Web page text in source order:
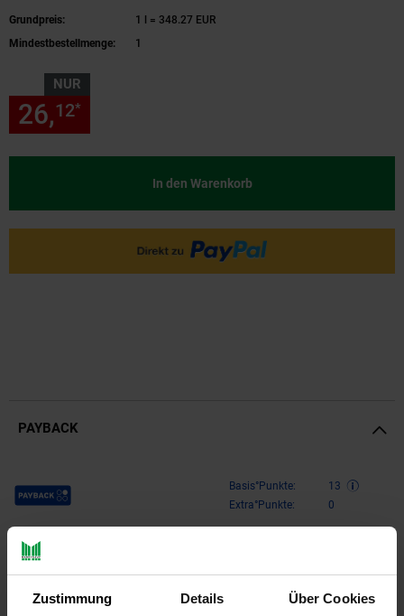
Zustimmung Details Über Cookies
Grundpreis:
1 l = 348.27 EUR
Mindestbestellmenge:
1
NUR
26,12*
In den Warenkorb
PAYBACK
Payback Punkte Basis°Punkte:
13
Extra°Punkte:
0
Produktbeschreibung